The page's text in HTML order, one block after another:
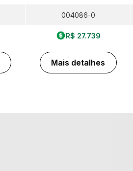
004086-0
R$ 27.739
Mais detalhes